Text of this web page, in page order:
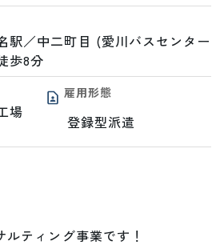
駅／中二町目 (愛川バスセンター
歩8分
場
雇用形態
登録型派遣
ティング事業です！